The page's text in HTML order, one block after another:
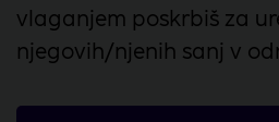
vlaganjem poskrbiš za
njegovih/njenih sanj v